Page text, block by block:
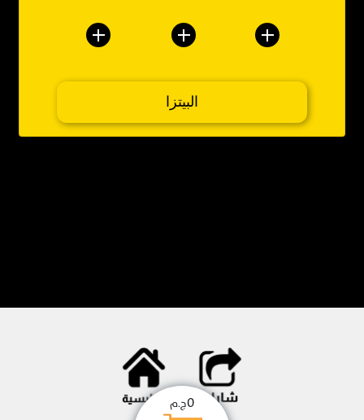
البيتزا
0ج.م